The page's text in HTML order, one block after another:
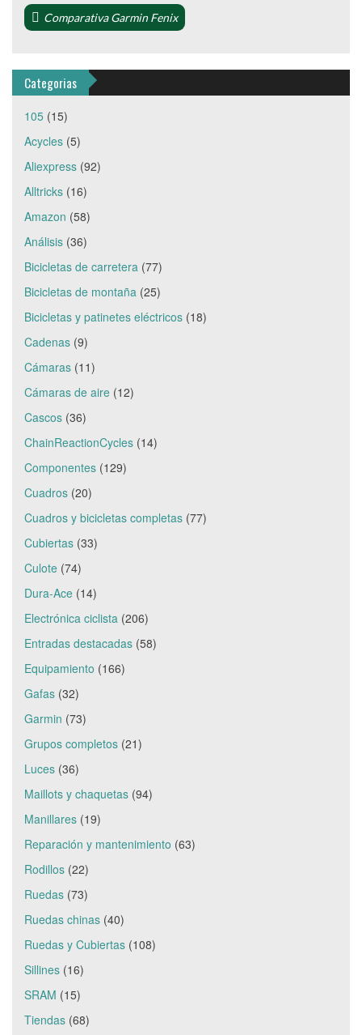
Comparativa Garmin Fenix
Categorias
105 (15)
Acycles (5)
Aliexpress (92)
Alltricks (16)
Amazon (58)
Análisis (36)
Bicicletas de carretera (77)
Bicicletas de montaña (25)
Bicicletas y patinetes eléctricos (18)
Cadenas (9)
Cámaras (11)
Cámaras de aire (12)
Cascos (36)
ChainReactionCycles (14)
Componentes (129)
Cuadros (20)
Cuadros y bicicletas completas (77)
Cubiertas (33)
Culote (74)
Dura-Ace (14)
Electrónica ciclista (206)
Entradas destacadas (58)
Equipamiento (166)
Gafas (32)
Garmin (73)
Grupos completos (21)
Luces (36)
Maillots y chaquetas (94)
Manillares (19)
Reparación y mantenimiento (63)
Rodillos (22)
Ruedas (73)
Ruedas chinas (40)
Ruedas y Cubiertas (108)
Sillines (16)
SRAM (15)
Tiendas (68)